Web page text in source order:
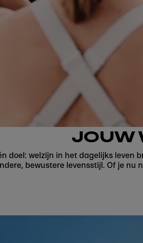
JOUW
doel: welzijn in het dagelijks
bewustere levensstijl. Of je nu